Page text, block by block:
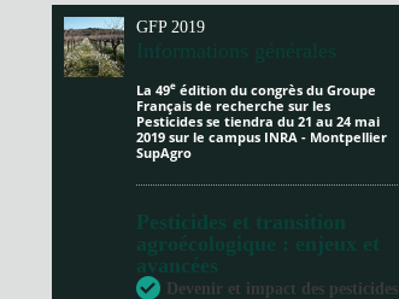
GFP 2019
Informations générales
La 49e édition du congrès du Groupe
Français de recherche sur les
Pesticides se tiendra du 21 au 24 mai
2019 sur le campus INRA - Montpellier
SupAgro
Pesticides et transition
agroécologique : enjeux et
avancées
Devenir et impact des pesticides